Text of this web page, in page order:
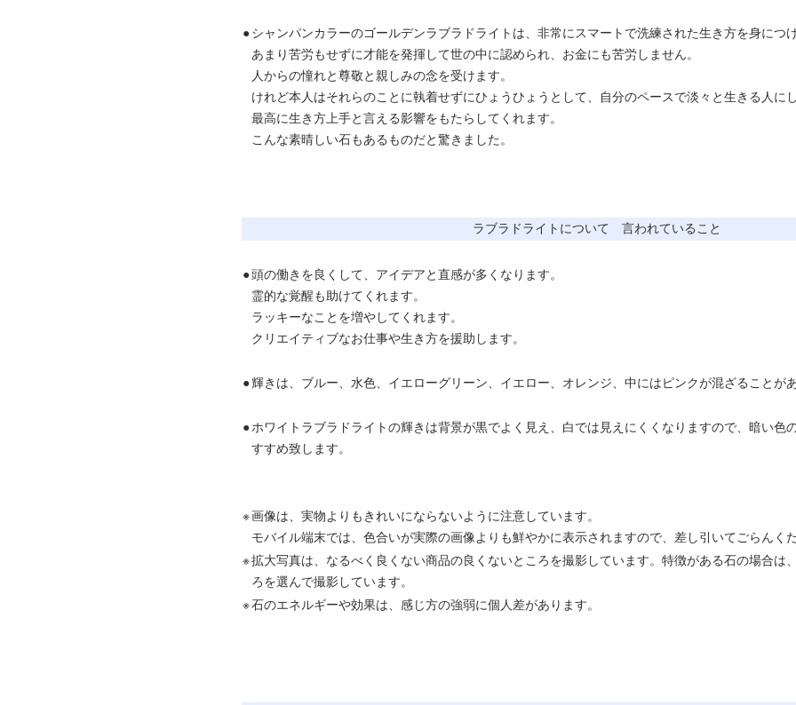
●シャンパンカラーのゴールデンラブラドライトは、非常にスマートで洗練された生き方を身につ
あまり苦労もせずに才能を発揮して世の中に認められ、お金にも苦労しません。
人からの憧れと尊敬と親しみの念を受けます。
けれど本人はそれらのことに執着せずにひょうひょうとして、自分のペースで淡々と生きる人に
最高に生き方上手と言える影響をもたらしてくれます。
こんな素晴しい石もあるものだと驚きました。
ラブラドライトについて 言われていること
●頭の働きを良くして、アイデアと直感が多くなります。
霊的な覚醒も助けてくれます。
ラッキーなことを増やしてくれます。
クリエイティブなお仕事や生き方を援助します。
●輝きは、ブルー、水色、イエローグリーン、イエロー、オレンジ、中にはピンクが混ざることがあ
●ホワイトラブラドライトの輝きは背景が黒でよく見え、白では見えにくくなりますので、暗い色
すすめ致します。
※画像は、実物よりもきれいにならないように注意しています。
モバイル端末では、色合いが実際の画像よりも鮮やかに表示されますので、差し引いてごらんくだ
※拡大写真は、なるべく良くない商品の良くないところを撮影しています。特徴がある石の場合は
ろを選んで撮影しています。
※石のエネルギーや効果は、感じ方の強弱に個人差があります。